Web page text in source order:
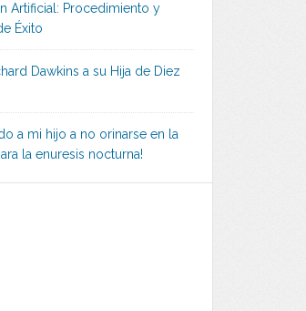
Artificial: Procedimiento y
Éxito
Dawkins a su Hija de Diez
a mi hijo a no orinarse en la
la enuresis nocturna!